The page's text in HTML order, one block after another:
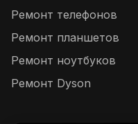
Ремонт телефонов
Ремонт планшетов
Ремонт ноутбуков
Ремонт Dyson